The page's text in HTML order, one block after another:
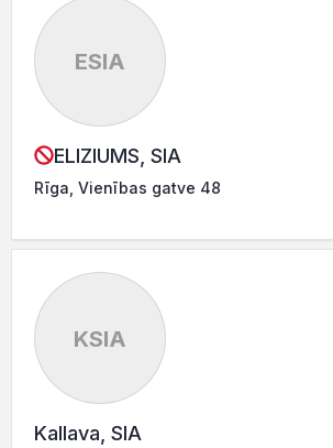
ESIA
ELIZIUMS, SIA
Rīga, Vienības gatve 48
KSIA
Kallava, SIA